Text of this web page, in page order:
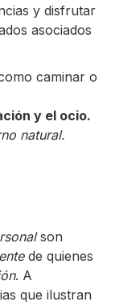
y disfrutar
asociados
caminar o
y el ocio.
natural.
son
de quienes
. A
que ilustran